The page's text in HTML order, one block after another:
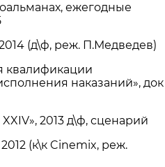
ежегодные
(д\ф, реж. П.Медведев)
квалификации
наказаний», док
2013 д\ф, сценарий
(к\к Cinemix, реж.